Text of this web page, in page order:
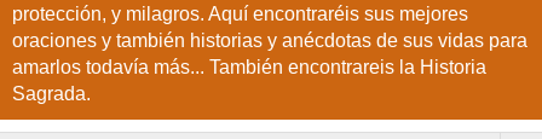
protección, y milagros. Aquí encontraréis sus mejores
oraciones y también historias y anécdotas de sus vidas para
amarlos todavía más... También encontrareis la Historia
Sagrada.